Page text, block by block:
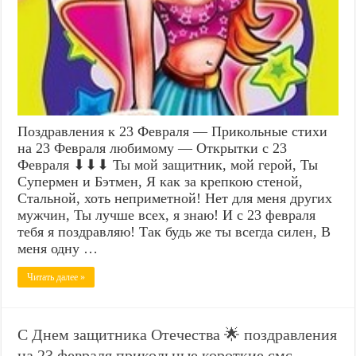
Поздравления к 23 Февраля — Прикольные стихи
на 23 Февраля любимому — Открытки с 23
Февраля ⬇⬇⬇ Ты мой защитник, мой герой, Ты
Супермен и Бэтмен, Я как за крепкою стеной,
Стальной, хоть неприметной! Нет для меня других
мужчин, Ты лучше всех, я знаю! И с 23 февраля
тебя я поздравляю! Так будь же ты всегда силен, В
меня одну …
Читать далее »
С Днем защитника Отечества 🌟 поздравления